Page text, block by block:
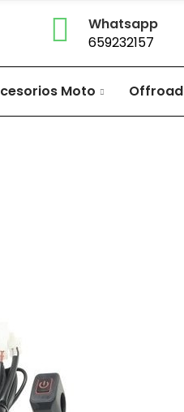
Whatsapp
659232157
Moto Offroad